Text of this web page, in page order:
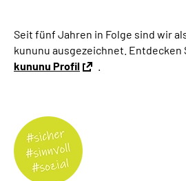
Presse
Über uns
Online-Services
Seit fünf Jahren in Folge sind wir
kununu ausgezeichnet. Entdecken
kununu Profil